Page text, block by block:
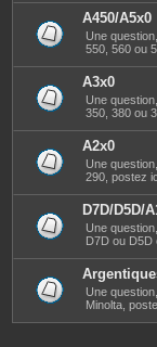
A450/A5x0
Une
550, 560 ou
A3x0
Une
350, 380 ou
A2x0
Une
290, postez
D7D/D5D/
Une
D7D ou D5D
Une
Minolta,